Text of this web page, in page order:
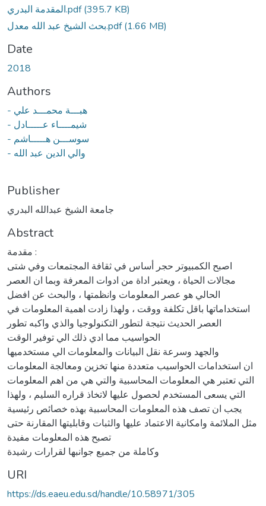
المقدمة البدري.pdf(395.7 KB)
بحث الشيخ عبد الله معدل.pdf(1.66 MB)
Date
2018
Authors
- هبـــة محمـــد علي
- شيمــــاء عـــــادل
- سوســـن هـــــاشم
- والي الدين عبد الله
Publisher
جامعة الشيخ عبدالله البدري
Abstract
مقدمة :
اصبح الكمبيوتر حجر أساس في ثقافة المجتمعات وفي شتى
مجالات الحياة ، ويعتبر اداة من ادوات المعرفة وبما ان العصر
الحالي هو عصر المعلومات وانظمتها ، والبحث عن افضل
استخداماتها باقل تكلفة ووقت ، ولهذا زادت اهمية المعلومات في
العصر الحديث نتيجة لتطور التكنولوجيا والذي واكبه تطور
الحواسيب مما ادي ذلك الي توفير الوقت
والجهد وسرعة نقل البيانات والمعلومات الي مستخدميها
ان استخدامات الحواسيب متعددة منها تخزين ومعالجة المعلومات
التي تعتبر هي المعلومات المحاسبية والتي هي من اهم المعلومات
التي يسعى المستخدم لحصول عليها لاتخاذ قراره السليم ، ولهذا
يجب ان تصف هذه المعلومات المحاسبية بهذه خصائص رئيسية
مثل الملائمة وامكانية الاعتماد عليها والثبات وقابليتها المقارنة حتى
تصبح هذه المعلومات مفيدة
وكاملة من جميع جوانبها لقرارات رشيدة
URI
https://ds.eaeu.edu.sd/handle/10.58971/305